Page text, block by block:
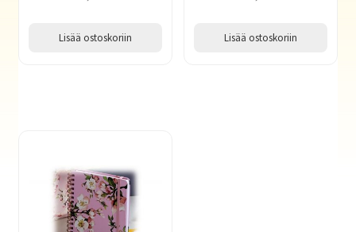
Lisää ostoskoriin Lisää ostoskoriin